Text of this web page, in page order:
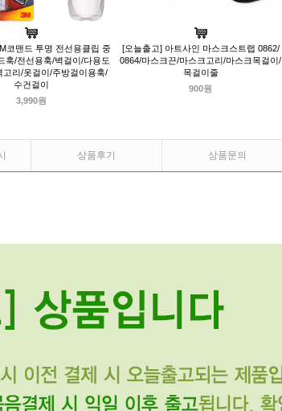
코맨드 투명 전선용클립 중
훅/전선용훅/벽걸이/다용도
고리/옷걸이/주방걸이용훅/
수건걸이
3,990원
[오늘출고] 아트사인 마스크스트랩 0862/
0864/마스크끈/마스크고리/마스크목걸이/
목걸이줄
900원
상품후기 상품문의